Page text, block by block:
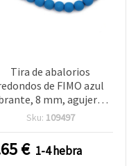
Tira de abalorios
de FIMO azul
8 mm, agujero 2
mm – 50 uds., ideal para
Sku: 109497
€ 1-4 hebra